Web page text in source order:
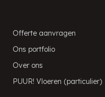
Offerte aanvragen
Ons portfolio
Over ons
PUUR! Vloeren (particulier)